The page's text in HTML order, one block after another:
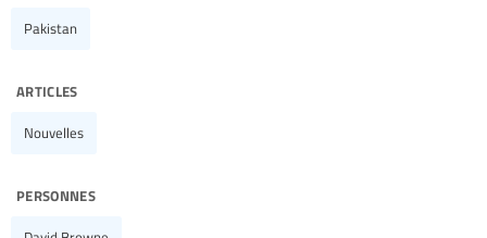
Pakistan
articles
Nouvelles
personnes